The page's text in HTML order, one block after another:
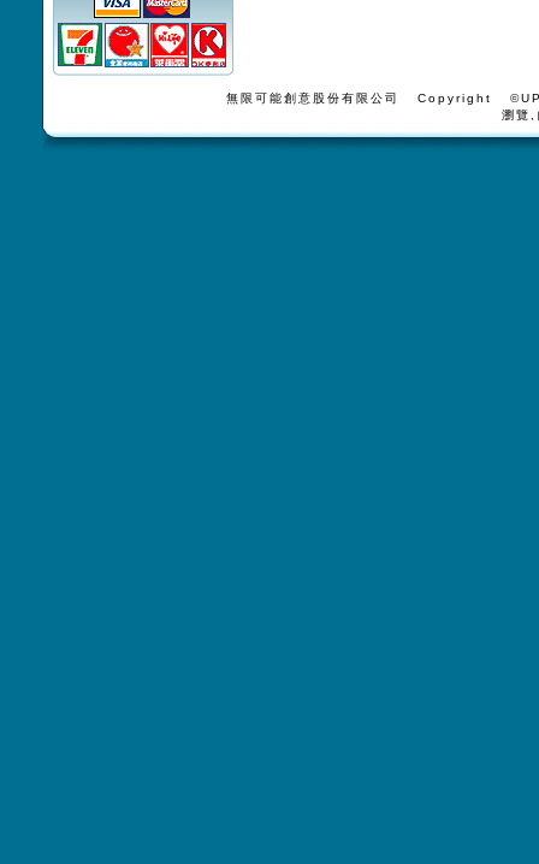
無限可能創意股份有限公司 Copyright
瀏